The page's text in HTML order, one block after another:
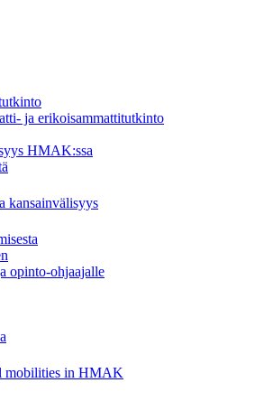
ja erikoisammattitutkinto
HMAK:ssa
kansainvälisyys
opinto-ohjaajalle
mobilities in HMAK